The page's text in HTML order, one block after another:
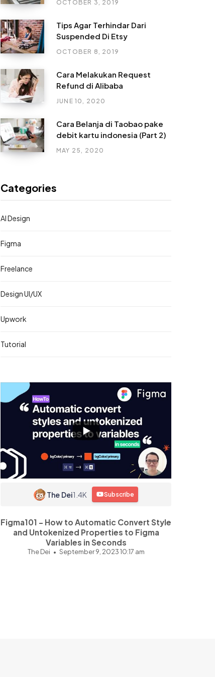
OCTOBER 3, 2019
Tips Agar Terhindar Dari
Suspended Di Etsy
OCTOBER 8, 2019
Cara Melakukan Request
Refund di Alibaba
JUNE 10, 2020
Cara Belanja di Taobao pake
debit kartu indonesia (Part 2)
MAY 25, 2020
Categories
AI Design
Figma
Freelance
Design UI/UX
Upwork
Tutorial
The Dei1.4K Subscribe
Figma101 - How to Automatic Convert Style
and Untokenized Properties to Figma
Variables in Seconds
The Dei September 9, 2023 10:17 am